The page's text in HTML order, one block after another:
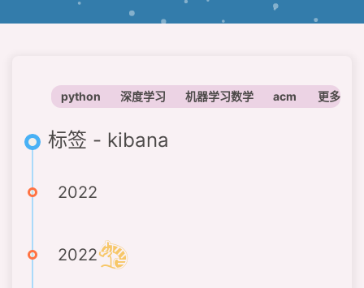
python 深度学习 机器学习数学 acm 神经网络
更多
标签 - kibana
2022
2022